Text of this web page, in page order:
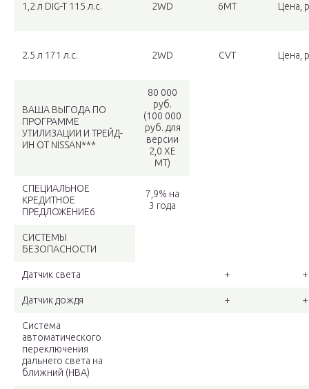
1,2 л DIG-T 115 л.c. 2WD 6MT Цена,
2.5 л 171 л.c. 2WD CVT Цена,
ВАША ВЫГОДА ПО
ПРОГРАММЕ
УТИЛИЗАЦИИ И ТРЕЙД-
ИН ОТ NISSAN***
80 000
руб.
(100 000
руб. для
версии
2,0 XE
MT)
СПЕЦИАЛЬНОЕ
КРЕДИТНОЕ
ПРЕДЛОЖЕНИЕ6
7,9% на
3 года
СИСТЕМЫ
БЕЗОПАСНОСТИ
Датчик света + +
Датчик дождя + +
Система
автоматического
переключения
дальнего света на
ближний (HBA)